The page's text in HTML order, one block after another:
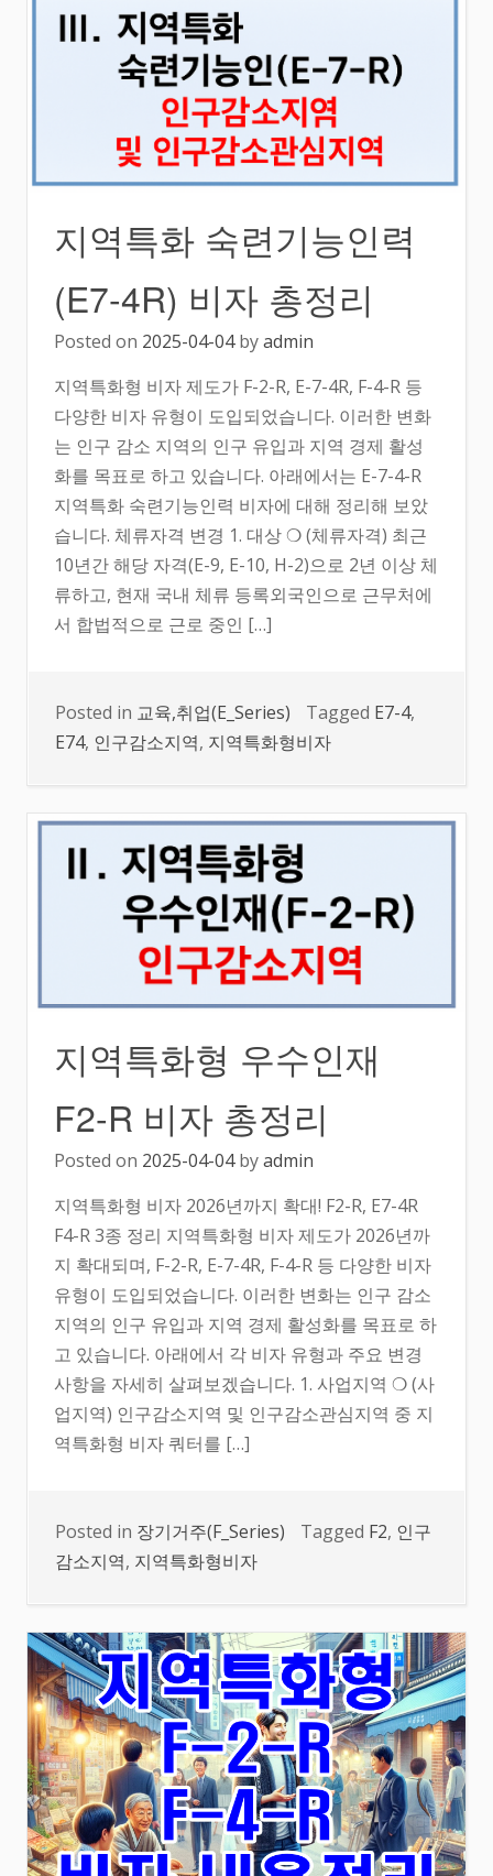
지역특화 숙련기능인력
(E7-4R) 비자 총정리
Posted on 2025-04-04byadmin
지역특화형 비자 제도가 F-2-R, E-7-4R, F-4-R 등
다양한 비자 유형이 도입되었습니다. 이러한 변화
는 인구 감소 지역의 인구 유입과 지역 경제 활성
화를 목표로 하고 있습니다. 아래에서는 E-7-4-R
지역특화 숙련기능인력 비자에 대해 정리해 보았
습니다. 체류자격 변경 1. 대상 ❍ (체류자격) 최근
10년간 해당 자격(E-9, E-10, H-2)으로 2년 이상 체
류하고, 현재 국내 체류 등록외국인으로 근무처에
서 합법적으로 근로 중인 […]
Posted in 교육,취업(E_Series) Tagged E7-4,
E74, 인구감소지역, 지역특화형비자
지역특화형 우수인재
F2-R 비자 총정리
Posted on 2025-04-04byadmin
지역특화형 비자 2026년까지 확대! F2-R, E7-4R
F4-R 3종 정리 지역특화형 비자 제도가 2026년까
지 확대되며, F-2-R, E-7-4R, F-4-R 등 다양한 비자
유형이 도입되었습니다. 이러한 변화는 인구 감소
지역의 인구 유입과 지역 경제 활성화를 목표로 하
고 있습니다. 아래에서 각 비자 유형과 주요 변경
사항을 자세히 살펴보겠습니다. 1. 사업지역 ❍ (사
업지역) 인구감소지역 및 인구감소관심지역 중 지
역특화형 비자 쿼터를 […]
Posted in 장기거주(F_Series) Tagged F2, 인구
감소지역, 지역특화형비자